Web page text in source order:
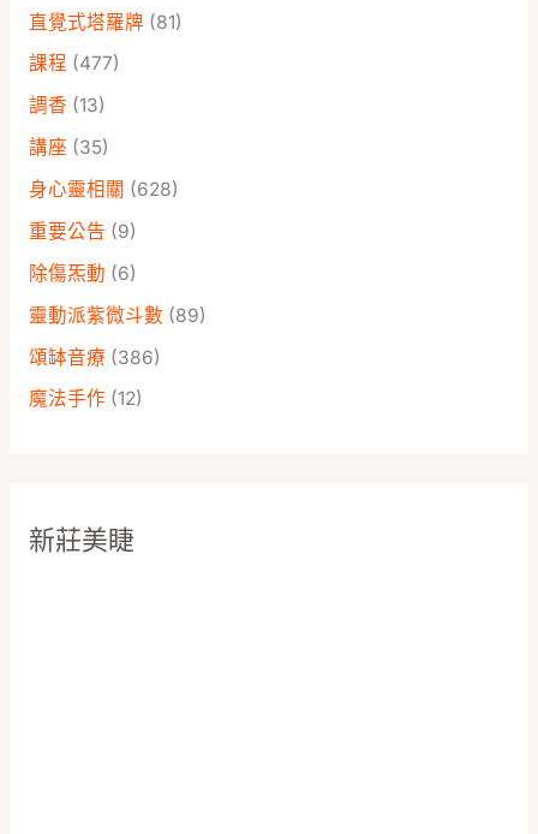
直覺式塔羅牌 (81)
課程 (477)
調香 (13)
講座 (35)
身心靈相關 (628)
重要公告 (9)
除傷炁動 (6)
靈動派紫微斗數 (89)
頌缽音療 (386)
魔法手作 (12)
新莊美睫